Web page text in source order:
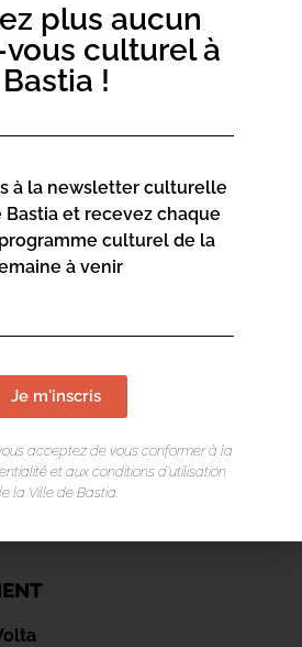
plus aucun
culturel à
Bastia !
à la newsletter culturelle
Bastia et recevez chaque
culturel de la
à venir
Je m'inscris
acceptez de vous conformer à la
et aux conditions d’utilisation
la Ville de Bastia.